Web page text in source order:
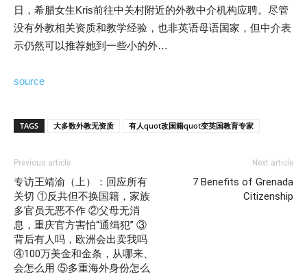
日，希腊女生Kris前往中关村附近的外教中介机构应聘。尽管
没有外教相关资质和教学经验，也非英语母语国家，但中介表
示仍然可以推荐她到一些小的外…
source
TAGS 大多数外教无资质 有人quot改国籍quot变英国教育专家
Previous article
专访王靖渝（上）：回应所有
关切 ①反共但不换国籍，家族
多官员无恶不作 ②父母无消
息，重庆官方害怕“通缉犯” ③
背后有人吗，欧洲会出卖我吗
④100万美金和金条，从哪来、
会怎么用 ⑤多重海外身份怎么
Next article
7 Benefits of Grenada
Citizenship